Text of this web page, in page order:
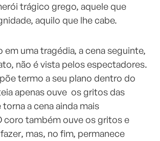
trágico grego, aquele que
aquilo que lhe cabe.
uma tragédia, a cena seguinte,
não é vista pelos espectadores.
termo a seu plano dentro do
apenas ouve os gritos das
a cena ainda mais
coro também ouve os gritos e
mas, no fim, permanece